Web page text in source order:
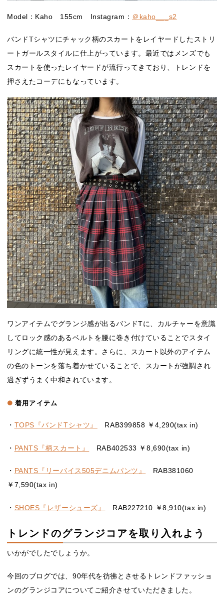
Model：Kaho 155cm Instagram： ＠kaho___s2
バンドTシャツにチャック柄のスカートをレイヤードしたストリ
ートガールスタイルに仕上がっています。最近ではメンズでも
スカートを使ったレイヤードが流行ってきており、トレンドを
押さえたコーデにもなっています。
ワンアイテムでグランジ感が出るバンドTに、カルチャーを意識
してロック感のあるベルトを腰に巻き付けていることでスタイ
リングに統一性が見えます。さらに、スカート以外のアイテム
の色のトーンを落ち着かせていることで、スカートが強調され
過ぎずうまく中和されています。
着用アイテム
・ TOPS『バンドTシャツ』 RAB399858 ￥4,290(tax in)
・ PANTS『柄スカート』 RAB402533 ￥8,690(tax in)
・ PANTS『リーバイス505デニムパンツ』
RAB381060
￥7,590(tax in)
・ SHOES『レザーシューズ』 RAB227210 ￥8,910(tax in)
トレンドのグランジコアを取り入れよう
いかがでしたでしょうか。
今回のブログでは、90年代を彷彿とさせるトレンドファッショ
ンのグランジコアについてご紹介させていただきました。